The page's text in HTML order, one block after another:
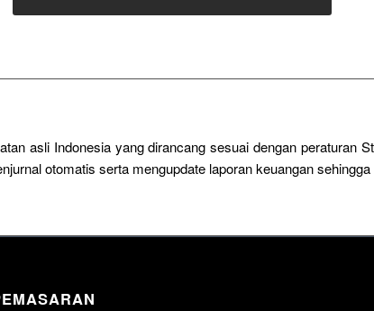
asli Indonesia yang dirancang sesuai dengan peraturan
otomatis serta mengupdate laporan keuangan